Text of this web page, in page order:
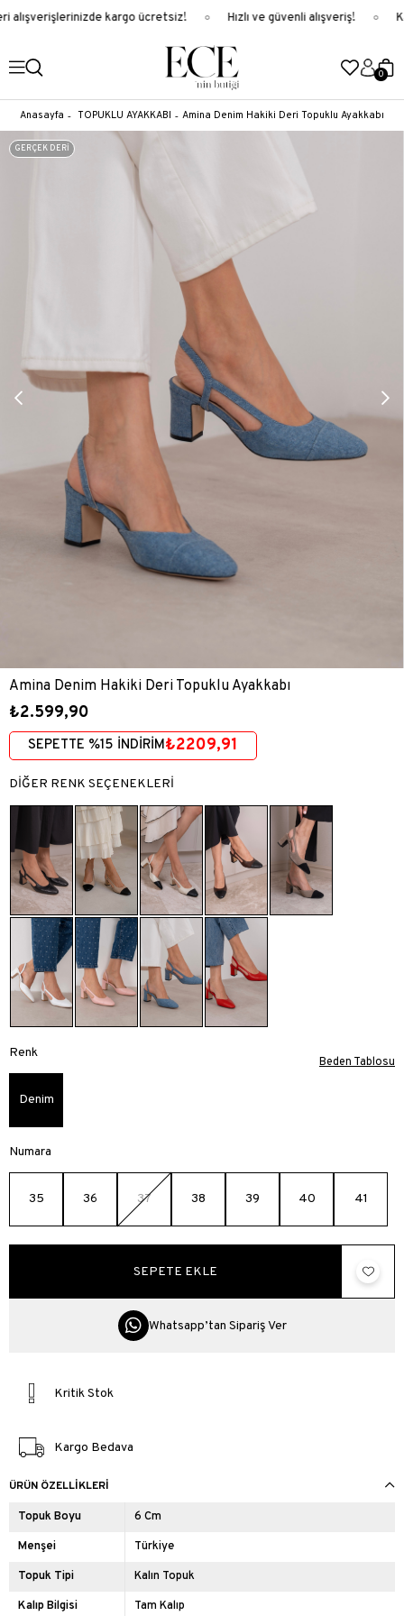
alışverişlerinizde kargo ücretsiz! Hızlı ve güvenli alışveriş!
0
Anasayfa TOPUKLU AYAKKABI Amina Denim Hakiki Deri Topuklu Ayakkabı
GERÇEK DERİ
Amina Denim Hakiki Deri Topuklu Ayakkabı
₺2.599,90
SEPETTE %15 İNDİRİM₺2209,91
DİĞER RENK SEÇENEKLERİ
Renk
Denim
Numara
35 36 37 38 39 40 41
Beden Tablosu
Whatsapp’tan Sipariş Ver
Kritik Stok
Kargo Bedava
ÜRÜN ÖZELLIKLERI
Topuk Boyu 6 Cm
Menşei Türkiye
Topuk Tipi Kalın Topuk
Kalıp Bilgisi Tam Kalıp